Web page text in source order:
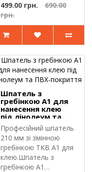
499.00 грн.
690.00
грн.
Шпатель з
гребінкою A1 для
нанесення клею
під лінолеум та
ПВХ-покриття
Професійний шпатель
210 мм зі змінною
гребінкою TKB A1 для
клею.Шпатель з
гребінкою A1